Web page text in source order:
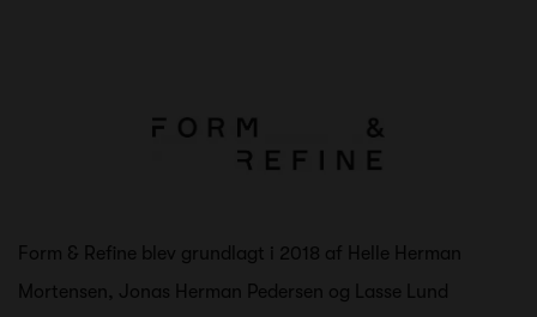
Form & Refine blev grundlagt i 2018 af Helle Herman
Mortensen, Jonas Herman Pedersen og Lasse Lund